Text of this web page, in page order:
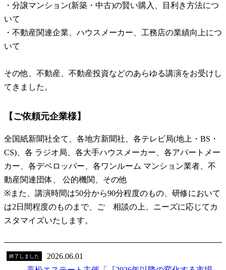
・分譲マンション(新築・中古)の賢い購入、目利き方法につ
いて
・不動産関連企業、ハウスメーカー、工務店の業績向上につ
いて
その他、不動産、不動産投資などのあらゆる講演をお受けし
てきました。
【ご依頼元企業様】
全国紙新聞社全て、各地方新聞社、各テレビ局(地上・BS・
CS)、各 ラジオ局、各大手ハウスメーカー、各アパートメー
カー、各デベロッパー、各ワンルーム マンション業者、不
動産関連団体、 公的機関、その他
※また、講演時間は50分から90分程度のもの、研修において
は2日間程度のものまで、ご゙相談の上、ニーズに応じてカ
スタマイズいたします。
終了しました
2026.06.01